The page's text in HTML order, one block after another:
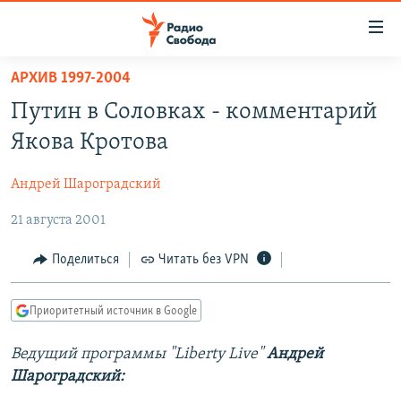
упрощенного
доступа
Вернуться
основному
Вернутся
главной
навигации
Вернутся
поиску
ПОДКАСТЫ
АВТОРСКИЕ ПРОЕКТЫ
ЦИТАТЫ СВОБОДЫ
МНЕНИЯ
КУЛЬТУРА
IDEL.РЕАЛИИ
КАВКАЗ.РЕАЛИИ
СЕВЕР.РЕАЛИИ
СИБИРЬ.РЕАЛИИ
АРХИВ 1997-2004
Путин в Соловках - комментарий
Якова Кротова
Андрей Шароградский
21 августа 2001
Поделиться Читать без VPN
Приоритетный источник в Google
Ведущий программы "Liberty Live"Андрей
Шароградский: